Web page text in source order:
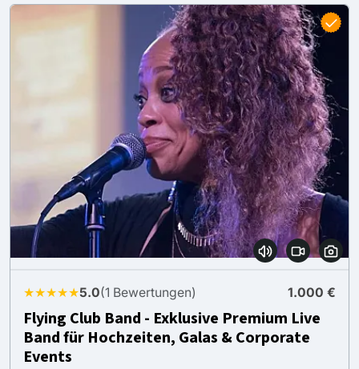
★★★★★5.0(1 Bewertungen) 1.000 €
Flying Club Band - Exklusive Premium Live
Band für Hochzeiten, Galas & Corporate
Events